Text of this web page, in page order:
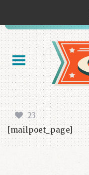
23
[mailpoet_page]